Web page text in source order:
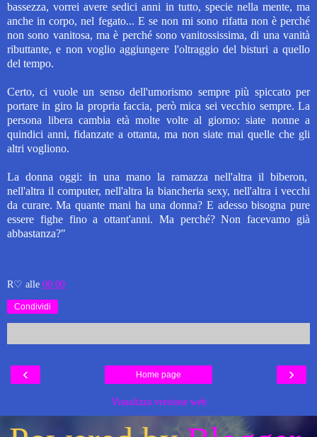
bassezza, vorrei avere sedici anni in tutto, specie nella mente, ma
anche in corpo, nel fegato... E se non mi sono rifatta non è perché
non sono vanitosa, ma è perché sono vanitossissima, di una vanità
ributtante, e non voglio aggiungere l'oltraggio del bisturi a quello
del tempo.
Certo, ci vuole un senso dell'umorismo sempre più spiccato per
portare in giro la propria faccia, però mica sei vecchio sempre. La
persona libera cambia età molte volte al giorno: siate nonne a
quindici anni, fidanzate a ottanta, ma non siate mai quelle che gli
altri vogliono.
La donna oggi: in una mano la ramazza nell'altra il biberon,
nell'altra il computer, nell'altra la biancheria sexy, nell'altra i vecchi
da curare. Ma quante mani ha una donna? E adesso bisogna pure
essere fighe fino a ottant'anni. Ma perché? Non facevamo già
abbastanza?"
R♡ alle 00:00
Condividi
‹ ›
Home page
Visualizza versione web